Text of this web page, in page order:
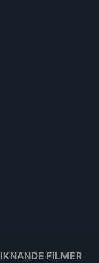
FILMER